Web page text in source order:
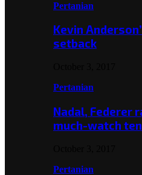
Pertanian
Kevin
setback
Pertanian
Nadal, Federer
much-watch
Pertanian